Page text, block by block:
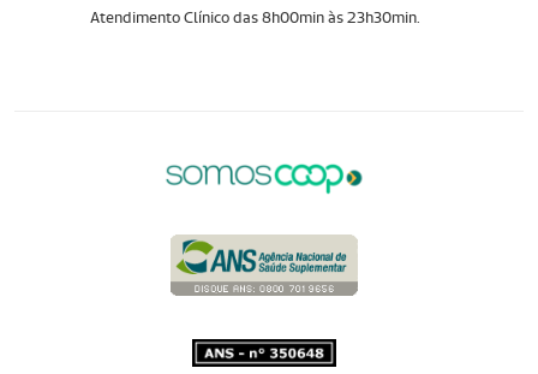
Atendimento Clínico das 8h00min às 23h30min.